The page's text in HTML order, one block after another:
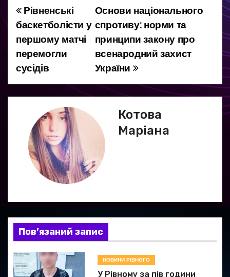
Н
а
в
і
г
з
а
п
Основи національного
спротиву: норми та
принципи закону про
всенародний захист
України
Рівненські
баскетболісти у
першому матчі
перемогли
сусідів
Котова
Маріана
Пов’язаний запис
НОВИНИ РІВНОГО
У Рівному за пів години